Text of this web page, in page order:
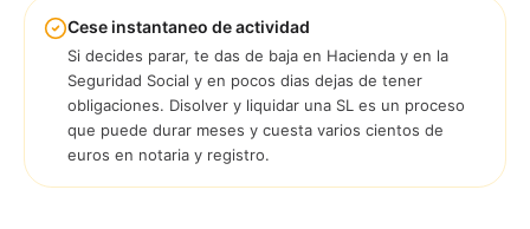
Cese instantaneo de actividad
Si decides parar, te das de baja en Hacienda y en la
Seguridad Social y en pocos dias dejas de tener
obligaciones. Disolver y liquidar una SL es un proceso
que puede durar meses y cuesta varios cientos de
euros en notaria y registro.